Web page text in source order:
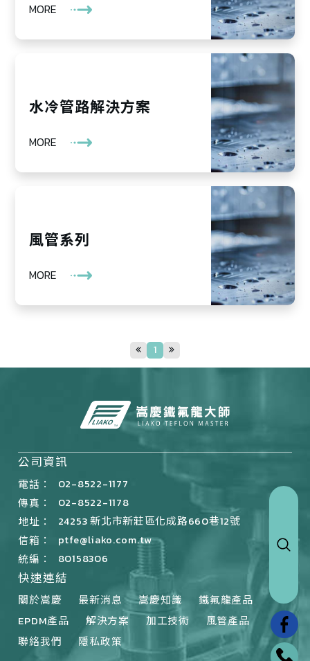
MORE
水冷管路解決方案
MORE
風管系列
MORE
1
公司資訊
電話：
02-8522-1177
傳真：
02-8522-1178
地址：
24253 新北市新莊區化成路660巷12號
信箱：
ptfe@liako.com.tw
統編：
80158306
快速連結
關於嵩慶 最新消息 嵩慶知識
鐵氟龍產品
EPDM產品
解決方案 加工技術
風管產品
聯絡我們
隱私政策